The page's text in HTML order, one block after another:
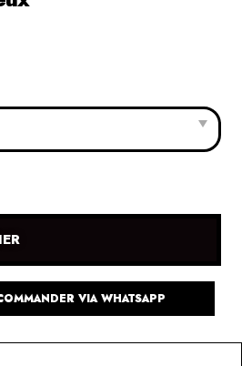
VIA WHATSAPP